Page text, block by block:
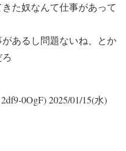
た奴なんて仕事があって
あるし問題ないね、とか
0OgF)2025/01/15(水)